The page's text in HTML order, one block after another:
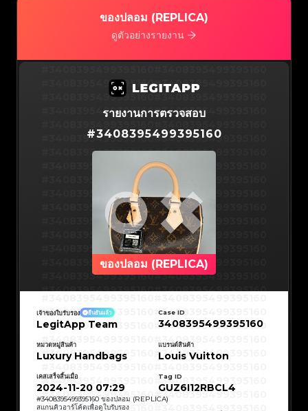
#3066123689299189#3066123689299189
#3066123689299189#3066123689299189
#3066123689299189#3066123689299189
#3066123689299189#3066123689299189
#3066123689299189#3066123689299189
#3066123689299189#3066123689299189
#3066123689299189
#3066123689299189
#3066123689299189#3066123689299189
#3066123689299189
#3066123689299189
#3066123689299189#3066123689299189
#3066123689299189#3066123689299189
#3066123689299189#3066123689299189
#3066123689299189#3066123689299189
#3066123689299189#3066123689299189
#3066123689299189#3066123689299189
#3066123689299189#3066123689299189
#3066123689299189
#3066123689299189
#3066123689299189
#3066123689299189
#3066123689299189
#3066123689299189
#3066123689299189
#3066123689299189
#3066123689299189
#3066123689299189
#3066123689299189
#3066123689299189#3066123689299189
#3066123689299189#3066123689299189
#3066123689299189
#3066123689299189
#3066123689299189#3066123689299189
#3066123689299189#3066123689299189
#3066123689299189#3066123689299189
#3066123689299189#3066123689299189
#3066123689299189#3066123689299189
#3066123689299189#3066123689299189
#3066123689299189#3066123689299189
#3066123689299189
#3066123689299189
#3066123689299189
#3066123689299189
#3066123689299189#3066123689299189
#3066123689299189#3066123689299189
#3066123689299189#3066123689299189
#3066123689299189#3066123689299189
#3066123689299189#3066123689299189
#3066123689299189#3066123689299189
#3066123689299189#3066123689299189
#3066123689299189
#3066123689299189
#3066123689299189
#3066123689299189
#3066123689299189
#3066123689299189
#3066123689299189
#3066123689299189
#3066123689299189
#3066123689299189
#3066123689299189
#3066123689299189
#3066123689299189#3066123689299189
ของปลอม (REPLICA)
ดูตัวอย่างรายงาน
#3408395499395160#3408395499395160
#3408395499395160#3408395499395160
#3408395499395160#3408395499395160
#3408395499395160#3408395499395160
#3408395499395160#3408395499395160
#3408395499395160#3408395499395160
#3408395499395160
#3408395499395160
#3408395499395160
#3408395499395160
#3408395499395160#3408395499395160
#3408395499395160#3408395499395160
#3408395499395160#3408395499395160
#3408395499395160#3408395499395160
#3408395499395160#3408395499395160
#3408395499395160#3408395499395160
#3408395499395160#3408395499395160
#3408395499395160
#3408395499395160
#3408395499395160
#3408395499395160
#3408395499395160
#3408395499395160
#3408395499395160
#3408395499395160
#3408395499395160
#3408395499395160
#3408395499395160
#3408395499395160
#3408395499395160#3408395499395160
รายงานการตรวจสอบ
#3408395499395160
ของปลอม (REPLICA)
#3408395499395160
#3408395499395160
#3408395499395160
#3408395499395160
#3408395499395160
#3408395499395160
#3408395499395160
#3408395499395160
#3408395499395160
#3408395499395160
#3408395499395160 #3408395499395160
#3408395499395160
#3408395499395160
เจ้าของใบรับรอง ยืนยันแล้ว
LegitApp Team
Case ID
3408395499395160
หมวดหมู่สินค้า
Luxury Handbags
แบรนด์สินค้า
Louis Vuitton
เคสเสร็จสิ้นเมื่อ
2024-11-20 07:29
Tag ID
GUZ6I12RBCL4
#3408395499395160 ของปลอม (REPLICA)
สแกนคิวอาร์โค้ดเพื่อดูใบรับรอง